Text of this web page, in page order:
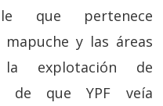
que pertenece
y las áreas
explotación de
de que YPF veía